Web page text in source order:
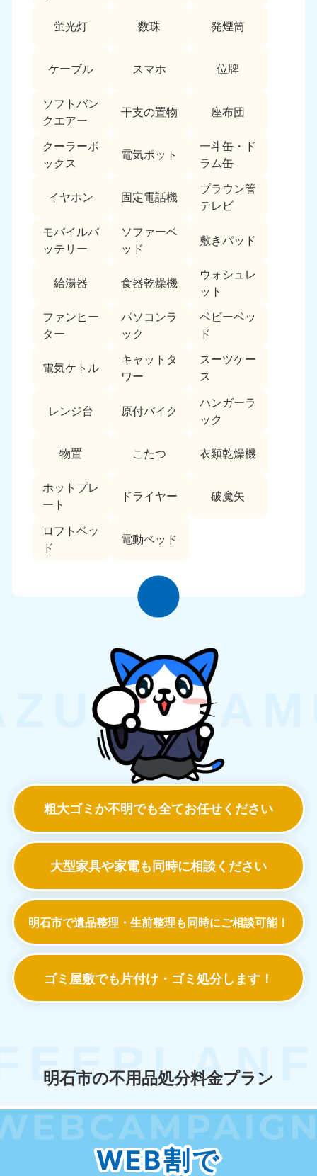
蛍光灯 数珠 発煙筒
ケーブル スマホ 位牌
ソフトバン
クエアー
干支の置物 座布団
クーラーボ
ックス
電気ポット
一斗缶・ド
ラム缶
イヤホン 固定電話機
ブラウン管
テレビ
モバイルバ
ッテリー
ソファーベ
ッド
敷きパッド
給湯器 食器乾燥機
ウォシュレ
ット
ファンヒー
ター
パソコンラ
ック
ベビーベッ
ド
電気ケトル
キャットタ
ワー
スーツケー
ス
レンジ台 原付バイク
ハンガーラ
ック
物置 こたつ 衣類乾燥機
ホットプレ
ート
ドライヤー 破魔矢
ロフトベッ
ド
電動ベッド
粗大ゴミか不明でも全てお任せください
大型家具や家電も同時に相談ください
明石市で遺品整理・生前整理も同時にご相談可能！
ゴミ屋敷でも 片付け・ゴミ処分します！
明石市の不用品処分料金プラン
WEB割で
9:00〜19:00 年中無休 9:00〜19:00 年中無休
長崎県
050-1880-9891
鹿児島県
050-1880-9889
大分県
050-1880-9893
9:00〜19:00 年中無休
050-1880-9890
9:00〜19:00 年中無休
050-1880-9892
沖縄県
050-1880-9887